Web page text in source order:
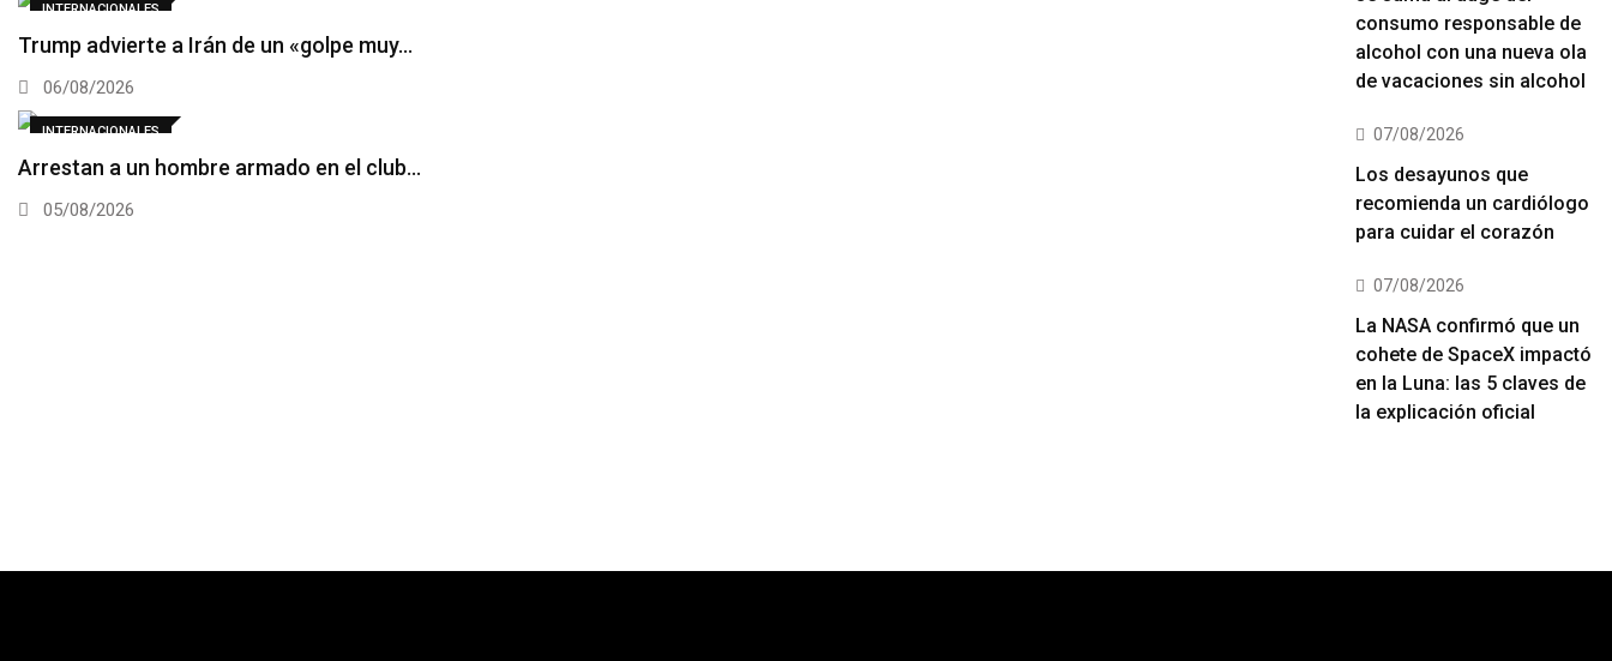
INTERNACIONALES
Trump advierte a Irán de un «golpe muy…
06/08/2026
INTERNACIONALES
Arrestan a un hombre armado en el club…
05/08/2026
consumo responsable de
alcohol con una nueva ola
de vacaciones sin alcohol
07/08/2026
Los desayunos que
recomienda un cardiólogo
para cuidar el corazón
07/08/2026
La NASA confirmó que un
cohete de SpaceX impactó
en la Luna: las 5 claves de
la explicación oficial